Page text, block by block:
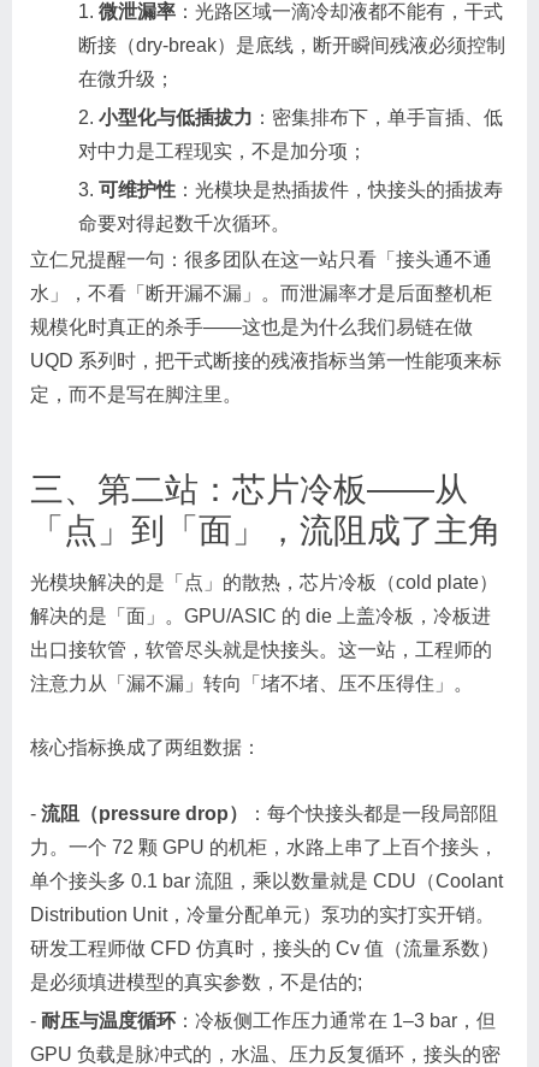
1. 微泄漏率 ：光路区域一滴冷却液都不能有，干式
断接（dry-break）是底线，断开瞬间残液必须控制
在微升级；
2. 小型化与低插拔力 ：密集排布下，单手盲插、低
对中力是工程现实，不是加分项；
3. 可维护性 ：光模块是热插拔件，快接头的插拔寿
命要对得起数千次循环。
立仁兄提醒一句：很多团队在这一站只看「接头通不通
水」，不看「断开漏不漏」。而泄漏率才是后面整机柜
规模化时真正的杀手——这也是为什么我们易链在做
UQD 系列时，把干式断接的残液指标当第一性能项来标
定，而不是写在脚注里。
三、第二站：芯片冷板——从
「点」到「面」，流阻成了主角
光模块解决的是「点」的散热，芯片冷板（cold plate）
解决的是「面」。GPU/ASIC 的 die 上盖冷板，冷板进
出口接软管，软管尽头就是快接头。这一站，工程师的
注意力从「漏不漏」转向「堵不堵、压不压得住」。
核心指标换成了两组数据：
- 流阻（pressure drop）
：每个快接头都是一段局部阻
力。一个 72 颗 GPU 的机柜，水路上串了上百个接头，
单个接头多 0.1 bar 流阻，乘以数量就是 CDU（Coolant
Distribution Unit，冷量分配单元）泵功的实打实开销。
研发工程师做 CFD 仿真时，接头的 Cv 值（流量系数）
是必须填进模型的真实参数，不是估的;
- 耐压与温度循环 ：冷板侧工作压力通常在 1–3 bar，但
GPU 负载是脉冲式的，水温、压力反复循环，接头的密